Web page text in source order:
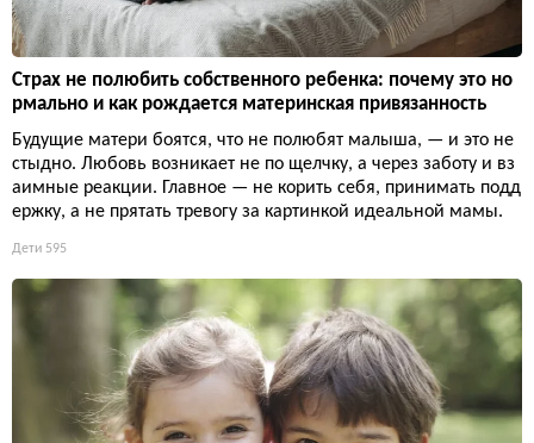
Страх не полюбить собственного ребенка: почему это но
рмально и как рождается материнская привязанность
Будущие матери боятся, что не полюбят малыша, — и это не
стыдно. Любовь возникает не по щелчку, а через заботу и вз
аимные реакции. Главное — не корить себя, принимать подд
ержку, а не прятать тревогу за картинкой идеальной мамы.
Дети 595